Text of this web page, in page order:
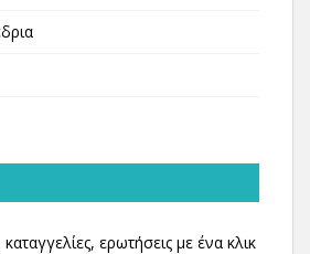
ερωτήσεις με ένα κλικ